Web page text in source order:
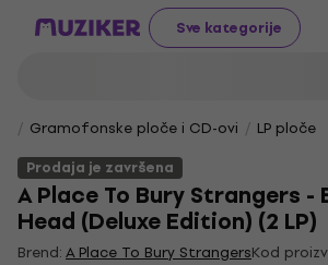
Sve kategorije
Gramofonske ploče i CD-ovi
LP ploče
Prodaja je završena
A Place To Bury Strangers -
Head (Deluxe Edition) (2 LP)
Brend:A Place To Bury StrangersKod